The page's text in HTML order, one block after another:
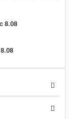
8.08